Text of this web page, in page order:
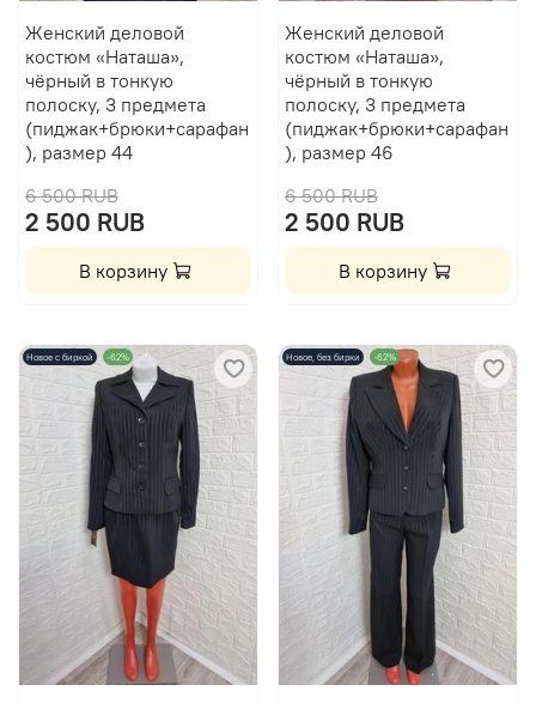
Женский деловой
костюм «Наташа»,
чёрный в тонкую
полоску, 3 предмета
(пиджак+брюки+сарафан
), размер 44
6 500 RUB
2 500 RUB
В корзину
Женский деловой
костюм «Наташа»,
чёрный в тонкую
полоску, 3 предмета
(пиджак+брюки+сарафан
), размер 46
6 500 RUB
2 500 RUB
В корзину
Новое с биркой -62% Новое, без бирки -62%